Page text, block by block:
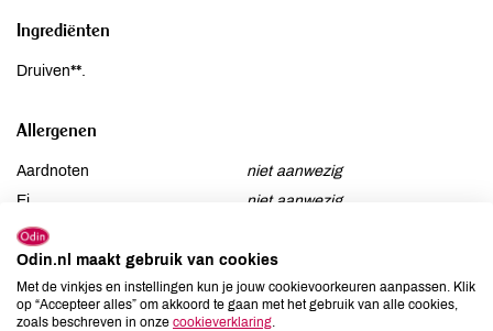
Ingrediënten
Druiven**.
Allergenen
Aardnoten
niet aanwezig
Ei
niet aanwezig
Gluten
Lactose
niet aanwezig
Lupine
niet aanwezig
Mosterd
niet aanwezig
Odin.nl maakt gebruik van cookies
Met de vinkjes en instellingen kun je jouw cookievoorkeuren aanpassen. Klik
op “Accepteer alles” om akkoord te gaan met het gebruik van alle cookies,
zoals beschreven in onze cookieverklaring.